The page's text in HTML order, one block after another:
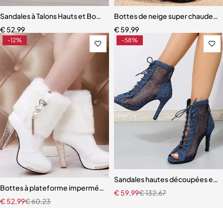
Sandales à Talons Hauts et Bouche de Poisson pour Femme
€ 52,99
Bottes de neige super chaudes
€ 59,99
-12%
Bottes à plateforme imperméables pour femmes
€60,23
€ 52,99
-58%
Sandales hautes découpées en
€132,67
€ 59,99